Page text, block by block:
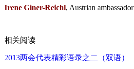
Irene Giner-Reichl, Austrian ambassador
相关阅读
2013两会代表精彩语录之二（双语）